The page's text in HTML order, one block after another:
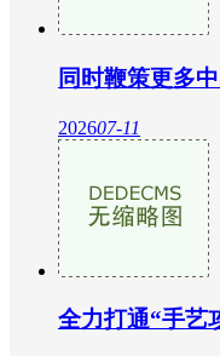
同时鞭策更多
202607-11
全力打通“手